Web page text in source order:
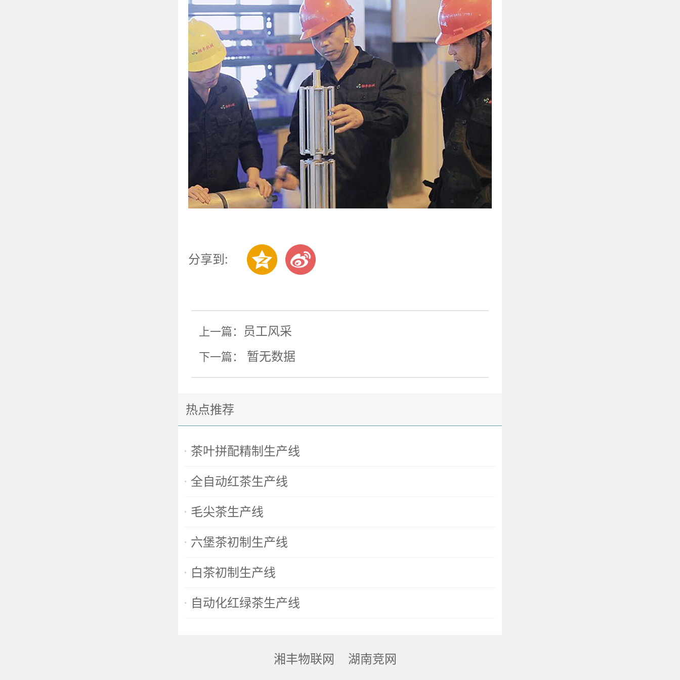
分享到:
上一篇： 员工风采
下一篇： 暂无数据
热点推荐
茶叶拼配精制生产线
全自动红茶生产线
毛尖茶生产线
六堡茶初制生产线
白茶初制生产线
自动化红绿茶生产线
湘丰物联网 湖南竞网